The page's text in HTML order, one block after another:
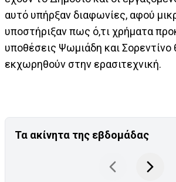
αυτό υπήρξαν διαφωνίες, αφού
υποστήριξαν πως ό,τι χρήματα
υποθέσεις Ψωμιάδη και Σορεντίνο
εκχωρηθούν στην ερασιτεχνική.
Τα ακίνητα της εβδομάδας